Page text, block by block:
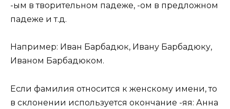
-ым в творительном падеже, -ом в предложном
падеже и т.д.
Например: Иван Барбадюк, Ивану Барбадюку,
Иваном Барбадюком.
Если фамилия относится к женскому имени, то
в склонении используется окончание -яя: Анна